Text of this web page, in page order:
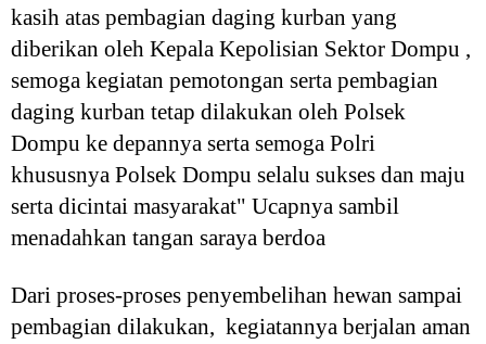
kasih atas pembagian daging kurban yang
diberikan oleh Kepala Kepolisian Sektor Dompu ,
semoga kegiatan pemotongan serta pembagian
daging kurban tetap dilakukan oleh Polsek
Dompu ke depannya serta semoga Polri
khususnya Polsek Dompu selalu sukses dan maju
serta dicintai masyarakat" Ucapnya sambil
menadahkan tangan saraya berdoa
Dari proses-proses penyembelihan hewan sampai
pembagian dilakukan, kegiatannya berjalan aman